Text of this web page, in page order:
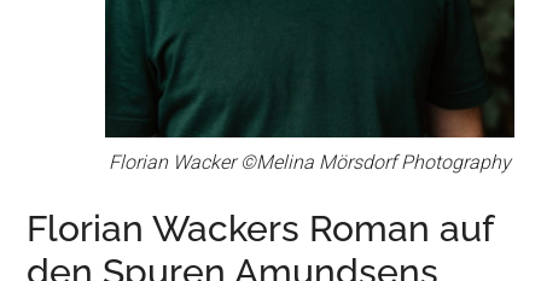
Florian Wacker ©Melina Mörsdorf Photography
Florian Wackers Roman auf
den Spuren Amundsens